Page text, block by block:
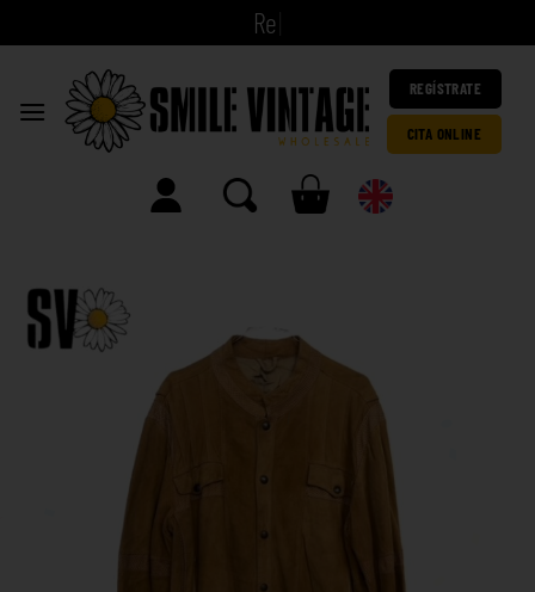
|
REGÍSTRATE
CITA ONLINE